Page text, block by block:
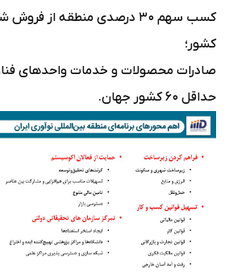
کسب سهم ۳۰ درصدی منطقه از
کشور؛
صادرات محصولات و خدمات واحدهای
حداقل ۶۰ کشور جهان.